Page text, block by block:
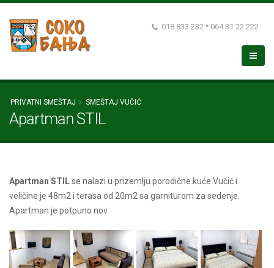
018 833 232 * 064 31 22 222
PRIVATNI SMEŠTAJ SMEŠTAJ VUČIĆ
Apartman STIL
Apartman STILse nalazi u prizemlju porodične kuće Vučić i
veličine je 48m2 i terasa od 20m2 sa garniturom za sedenje.
Apartman je potpuno nov.